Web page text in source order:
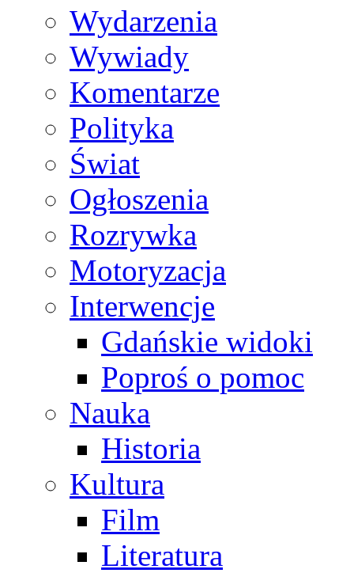
Wydarzenia
Wywiady
Komentarze
Polityka
Świat
Ogłoszenia
Rozrywka
Motoryzacja
Interwencje
Gdańskie widoki
Poproś o pomoc
Nauka
Historia
Kultura
Film
Literatura